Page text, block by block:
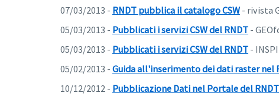
07/03/2013 - RNDT pubblica il catalogo CSW - rivista
05/03/2013 - Pubblicati i servizi CSW del RNDT -
05/03/2013 - Pubblicati i servizi CSW del RNDT -
05/02/2013 - Guida all'inserimento dei dati raster nel
10/12/2012 - Pubblicazione Dati nel Portale del RNDT